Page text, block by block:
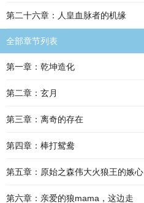
第二十六章：人皇血脉者的机缘
全部章节列表
第一章：乾坤造化
第二章：玄月
第三章：离奇的存在
第四章：棒打鸳鸯
第五章：原始之森伟大火狼王的嫉心
第六章：亲爱的狼mama，这边走